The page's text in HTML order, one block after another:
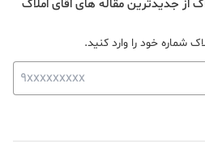
از جدیدترین مقاله های اقای املاک
شماره خود را وارد کنید.